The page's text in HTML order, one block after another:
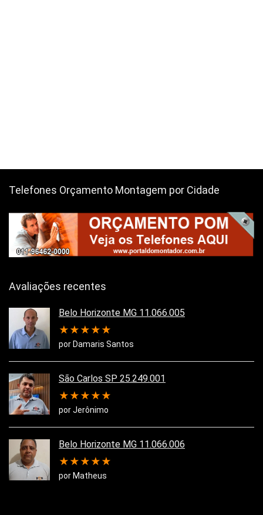
Telefones Orçamento Montagem por Cidade
Avaliações recentes
Belo Horizonte MG 11.066.005
★ ★ ★ ★ ★
por Damaris Santos
São Carlos SP 25.249.001
★ ★ ★ ★ ★
por Jerônimo
Belo Horizonte MG 11.066.006
★ ★ ★ ★ ★
por Matheus